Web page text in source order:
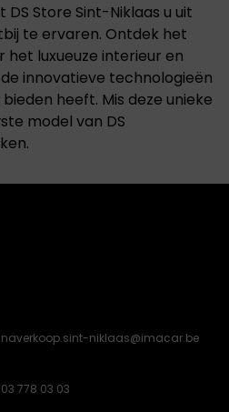
DS Store Sint-Niklaas u uit
te ervaren. Ontdek het
het luxueuze interieur en
innovatieve technologieën
heeft. Mis deze unieke
model van DS
naverkoop.sint-niklaas@imacar.be
03 778 03 03